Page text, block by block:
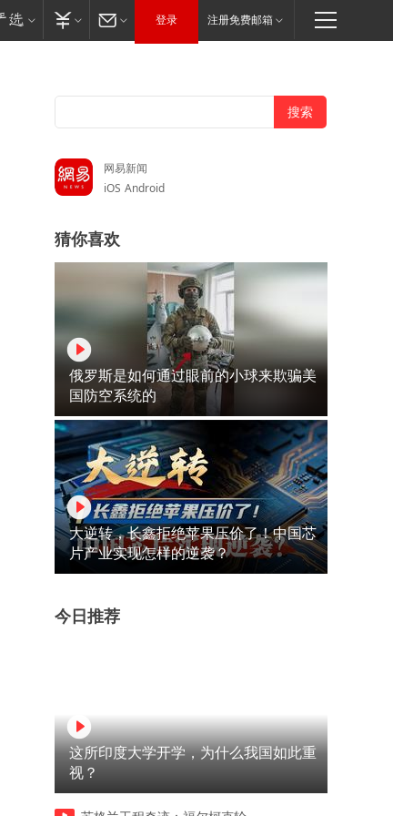
登录 注册免费邮箱
网易新闻
iOS Android
猜你喜欢
俄罗斯是如何通过眼前的小球来欺骗美
国防空系统的
大逆转，长鑫拒绝苹果压价了！中国芯
片产业实现怎样的逆袭？
今日推荐
这所印度大学开学，为什么我国如此重
视？